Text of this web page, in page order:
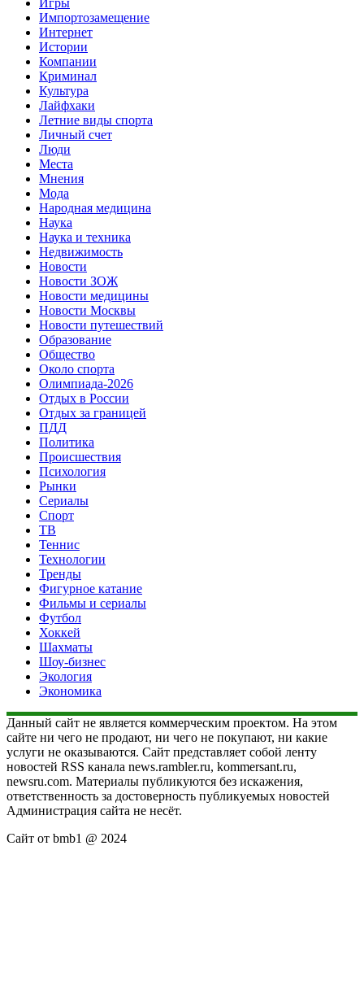
Импортозамещение
Интернет
Истории
Компании
Криминал
Культура
Лайфхаки
Летние виды спорта
Личный счет
Люди
Места
Мнения
Мода
Народная медицина
Наука
Наука и техника
Недвижимость
Новости
Новости ЗОЖ
Новости медицины
Новости Москвы
Новости путешествий
Образование
Общество
Около спорта
Олимпиада-2026
Отдых в России
Отдых за границей
ПДД
Политика
Происшествия
Психология
Рынки
Сериалы
Спорт
ТВ
Теннис
Технологии
Тренды
Фигурное катание
Фильмы и сериалы
Футбол
Хоккей
Шахматы
Шоу-бизнес
Экология
Экономика
Данный сайт не является коммерческим проектом. На этом
сайте ни чего не продают, ни чего не покупают, ни какие
услуги не оказываются. Сайт представляет собой ленту
новостей RSS канала news.rambler.ru, kommersant.ru,
newsru.com. Материалы публикуются без искажения,
ответственность за достоверность публикуемых новостей
Администрация сайта не несёт.
Сайт от bmb1 @ 2024